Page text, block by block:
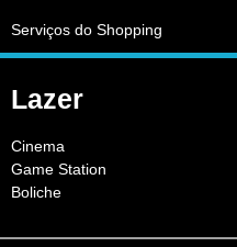
Serviços do Shopping
Lazer
Cinema
Game Station
Boliche